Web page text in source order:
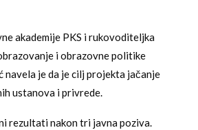
akademije PKS i rukovoditeljka
i obrazovne politike
navela je da je cilj projekta jačanje
ustanova i privrede.
rezultati nakon tri javna poziva.